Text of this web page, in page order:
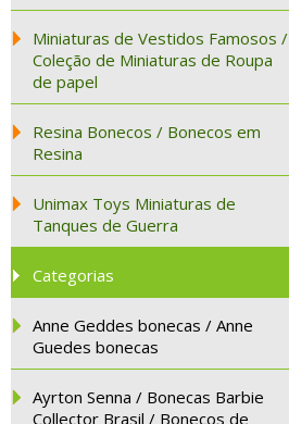
Miniaturas de Vestidos Famosos /
Coleção de Miniaturas de Roupa
de papel
Resina Bonecos / Bonecos em
Resina
Unimax Toys Miniaturas de
Tanques de Guerra
Categorias
Anne Geddes bonecas / Anne
Guedes bonecas
Ayrton Senna / Bonecas Barbie
Collector Brasil / Bonecos de